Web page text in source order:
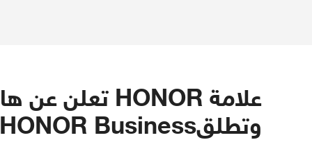
وتطلقHONOR Business خلال حدث إطلاق بارز بالرياض